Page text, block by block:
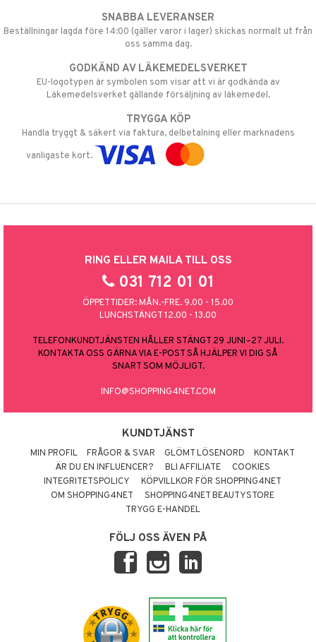
SNABBA LEVERANSER
Beställningar lagda före 14:00 (gäller varor i lager) skickas normalt ut från
oss samma dag.
GODKÄND AV LÄKEMEDELSVERKET
EU-logotypen är symbolen som visar att vi är godkända av
Läkemedelsverket gällande försäljning av läkemedel.
TRYGGA KÖP
Handla tryggt & säkert via faktura, delbetalning eller marknadens
vanligaste kort.
RING ELLER MAILA TILL OSS
031 712 01 01
ÖPPETTIDER: MÅN.-FRE. 9.00 - 15.00
LUNCHSTÄNGT 12.00 - 13.00
TELEFONKUNDTJÄNSTEN HÅLLER STÄNGT 29 JUNI–27 JULI.
KONTAKTA OSS GÄRNA VIA E-POST SÅ HJÄLPER VI DIG SÅ
SNART SOM MÖJLIGT.
INFO@SHOPPING4NET.COM
KUNDTJÄNST
MIN PROFIL FRÅGOR & SVAR GLÖMT LÖSENORD
KONTAKT
ÄR DU EN INFLUENCER?
BLI AFFILIATE
COOKIES
INTEGRITETSPOLICY
KÖPVILLKOR FÖR SHOPPING4NET
OM SHOPPING4NET
SHOPPING4NET BEAUTYSTORE
TRYGG E-HANDEL
FÖLJ OSS ÄVEN PÅ